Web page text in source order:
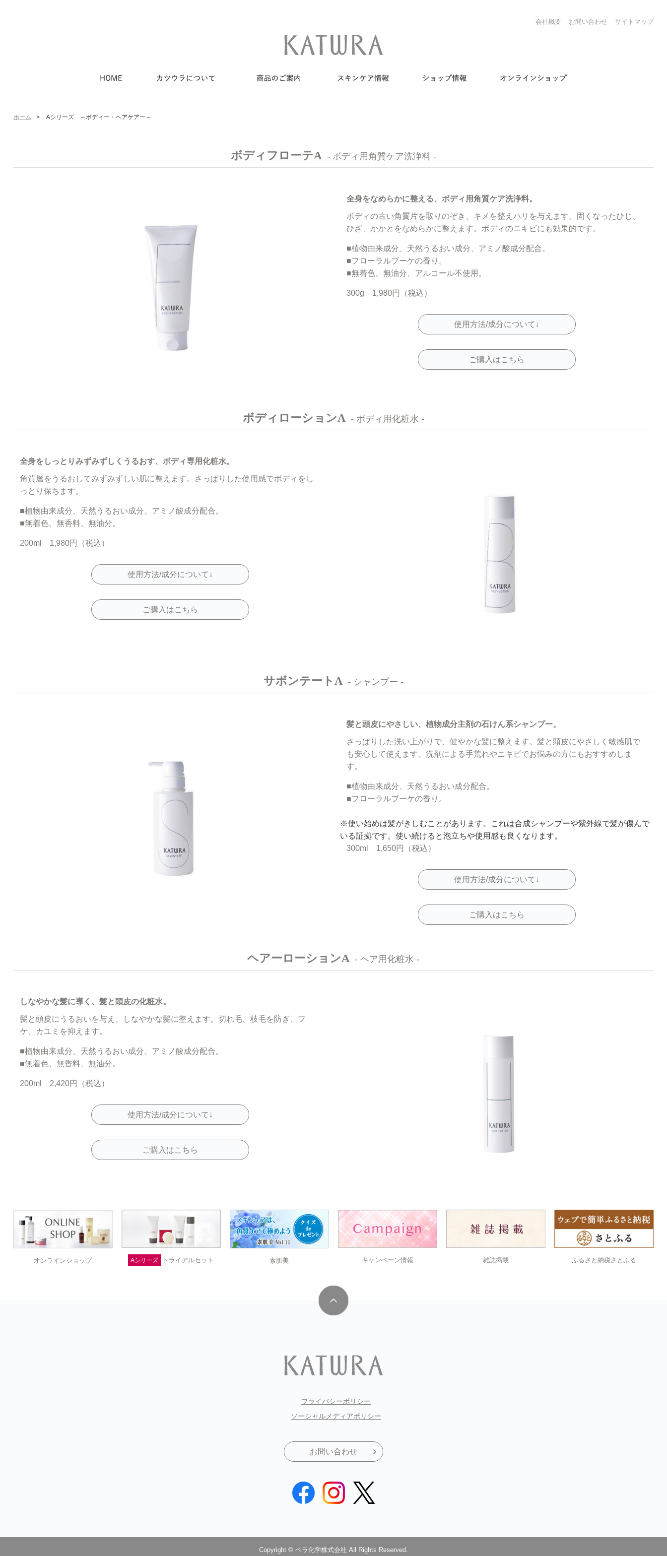
会社概要 お問い合わせ サイトマップ
ホーム > Aシリーズ ～ボディー・ヘアケアー～
ボディフローテA - ボディ用角質ケア洗浄料 -
全身をなめらかに整える、ボディ用角質ケア洗浄料。
ボディの古い角質片を取りのぞき、キメを整えハリを与えます。固くなったひじ、
ひざ、かかとをなめらかに整えます。ボディのニキビにも効果的です。
■植物由来成分、天然うるおい成分、アミノ酸成分配合。
■フローラルブーケの香り。
■無着色、無油分、アルコール不使用。
300g 1,980円（税込）
使用方法/成分について↓
ご購入はこちら
ボディローションA - ボディ用化粧水 -
全身をしっとりみずみずしくうるおす、ボディ専用化粧水。
角質層をうるおしてみずみずしい肌に整えます。さっぱりした使用感でボディをし
っとり保ちます。
■植物由来成分、天然うるおい成分、アミノ酸成分配合。
■無着色、無香料、無油分。
200ml 1,980円（税込）
使用方法/成分について↓
ご購入はこちら
サボンテートA - シャンプー -
髪と頭皮にやさしい、植物成分主剤の石けん系シャンプー。
さっぱりした洗い上がりで、健やかな髪に整えます。髪と頭皮にやさしく敏感肌で
も安心して使えます。洗剤による手荒れやニキビでお悩みの方にもおすすめしま
す。
■植物由来成分、天然うるおい成分配合。
■フローラルブーケの香り。
※使い始めは髪がきしむことがあります。これは合成シャンプーや紫外線で髪が傷んで
いる証拠です。使い続けると泡立ちや使用感も良くなります。
300ml 1,650円（税込）
使用方法/成分について↓
ご購入はこちら
ヘアーローションA - ヘア用化粧水 -
しなやかな髪に導く、髪と頭皮の化粧水。
髪と頭皮にうるおいを与え、しなやかな髪に整えます。切れ毛、枝毛を防ぎ、フ
ケ、カユミを抑えます。
■植物由来成分、天然うるおい成分、アミノ酸成分配合。
■無着色、無香料、無油分。
200ml 2,420円（税込）
使用方法/成分について↓
ご購入はこちら
オンラインショップ Aシリーズ トライアルセット 素肌美 キャンペーン情報 雑誌掲載 ふるさと納税さとふる
プライバシーポリシー
ソーシャルメディアポリシー
お問い合わせ
Copyright © ベラ化学株式会社 All Rights Reserved.